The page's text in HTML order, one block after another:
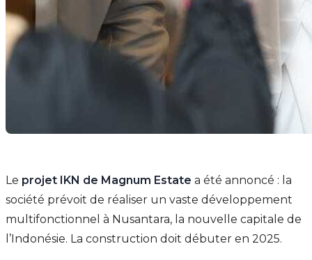
Le projet IKN de Magnum Estate a été annoncé : la
société prévoit de réaliser un vaste développement
multifonctionnel à Nusantara, la nouvelle capitale de
l’Indonésie. La construction doit débuter en 2025.